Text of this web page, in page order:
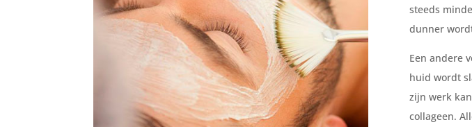
steeds
dunner
Een andere
huid wordt
zijn werk
collageen.